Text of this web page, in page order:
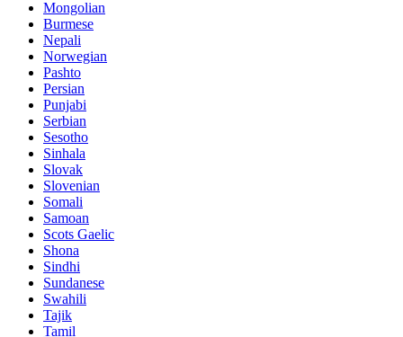
Mongolian
Burmese
Nepali
Norwegian
Pashto
Persian
Punjabi
Serbian
Sesotho
Sinhala
Slovak
Slovenian
Somali
Samoan
Scots Gaelic
Shona
Sindhi
Sundanese
Swahili
Tajik
Tamil